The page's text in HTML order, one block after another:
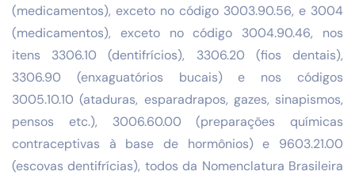
(medicamentos), exceto no código 3003.90.56, e 3004
(medicamentos), exceto no código 3004.90.46, nos
itens 3306.10 (dentifrícios), 3306.20 (fios dentais),
3306.90 (enxaguatórios bucais) e nos códigos
3005.10.10 (ataduras, esparadrapos, gazes, sinapismos,
pensos etc.), 3006.60.00 (preparações químicas
contraceptivas à base de hormônios) e 9603.21.00
(escovas dentifrícias), todos da Nomenclatura Brasileira